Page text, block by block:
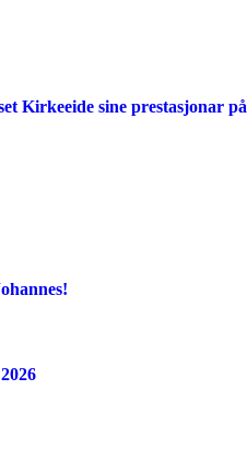
Kirkeeide sine prestasjonar på